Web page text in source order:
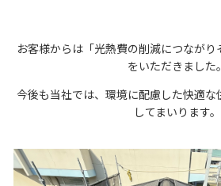
お客様からは「光熱費の削減につなが
をいただきました。
今後も当社では、環境に配慮した快適な
してまいります。